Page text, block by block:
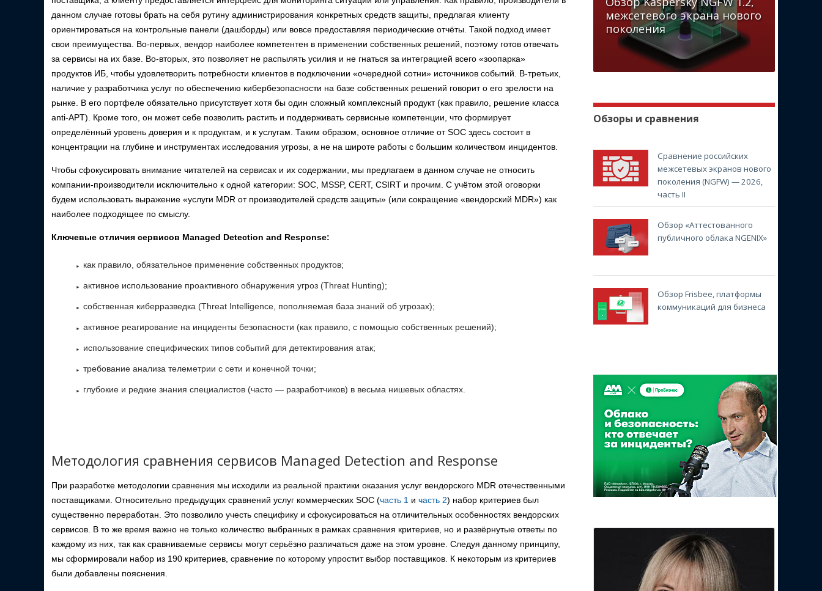
данном случае готовы брать на себя рутину администрирования конкретных средств защиты, предлагая клиенту
ориентироваться на контрольные панели (дашборды) или вовсе предоставляя периодические отчёты. Такой подход имеет
свои преимущества. Во-первых, вендор наиболее компетентен в применении собственных решений, поэтому готов отвечать
за сервисы на их базе. Во-вторых, это позволяет не распылять усилия и не гнаться за интеграцией всего «зоопарка»
продуктов ИБ, чтобы удовлетворить потребности клиентов в подключении «очередной сотни» источников событий. В-третьих,
наличие у разработчика услуг по обеспечению кибербезопасности на базе собственных решений говорит о его зрелости на
рынке. В его портфеле обязательно присутствует хотя бы один сложный комплексный продукт (как правило, решение класса
anti-APT). Кроме того, он может себе позволить растить и поддерживать сервисные компетенции, что формирует
определённый уровень доверия и к продуктам, и к услугам. Таким образом, основное отличие от SOC здесь состоит в
концентрации на глубине и инструментах исследования угрозы, а не на широте работы с большим количеством инцидентов.
Чтобы сфокусировать внимание читателей на сервисах и их содержании, мы предлагаем в данном случае не относить
компании-производители исключительно к одной категории: SOC, MSSP, CERT, CSIRT и прочим. С учётом этой оговорки
будем использовать выражение «услуги MDR от производителей средств защиты» (или сокращение «вендорский MDR») как
наиболее подходящее по смыслу.
Ключевые отличия сервисов Managed Detection and Response:
как правило, обязательное применение собственных продуктов;
активное использование проактивного обнаружения угроз (Threat Hunting);
собственная киберразведка (Threat Intelligence, пополняемая база знаний об угрозах);
активное реагирование на инциденты безопасности (как правило, с помощью собственных решений);
использование специфических типов событий для детектирования атак;
требование анализа телеметрии с сети и конечной точки;
глубокие и редкие знания специалистов (часто — разработчиков) в весьма нишевых областях.
Методология сравнения сервисов Managed Detection and Response
При разработке методологии сравнения мы исходили из реальной практики оказания услуг вендорского MDR отечественными
поставщиками. Относительно предыдущих сравнений услуг коммерческих SOC (часть 1 и часть 2) набор критериев был
существенно переработан. Это позволило учесть специфику и сфокусироваться на отличительных особенностях вендорских
сервисов. В то же время важно не только количество выбранных в рамках сравнения критериев, но и развёрнутые ответы по
каждому из них, так как сравниваемые сервисы могут серьёзно различаться даже на этом уровне. Следуя данному принципу,
мы сформировали набор из 190 критериев, сравнение по которому упростит выбор поставщиков. К некоторым из критериев
были добавлены пояснения.
межсетевого экрана нового
поколения
Обзоры и сравнения
Сравнение российских
межсетевых экранов нового
поколения (NGFW) — 2026,
часть II
Обзор «Аттестованного
публичного облака NGENIX»
Обзор Frisbee, платформы
коммуникаций для бизнеса